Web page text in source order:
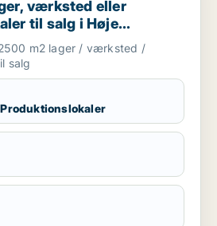
værksted eller
til salg i Høje
Greve m.fl.
m2 lager / værksted /
salg